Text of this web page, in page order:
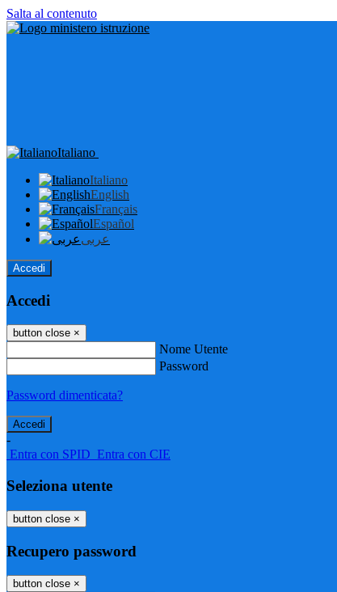
Salta al contenuto
Italiano
Italiano
English
Français
Español
عربى
Accedi
Accedi
button close ×
Nome Utente
Password
Password dimenticata?
-
Entra con SPID Entra con CIE
Seleziona utente
button close ×
Recupero password
button close ×